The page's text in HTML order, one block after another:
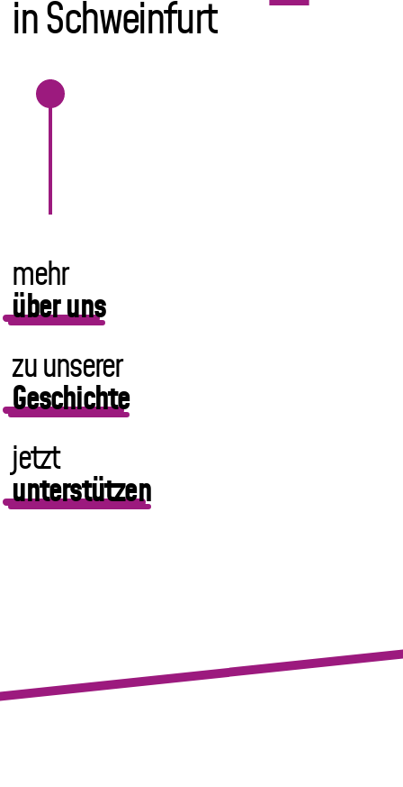
Projekte
in Schweinfurt
mehr
über uns
zu unserer
Geschichte
jetzt
unterstützen